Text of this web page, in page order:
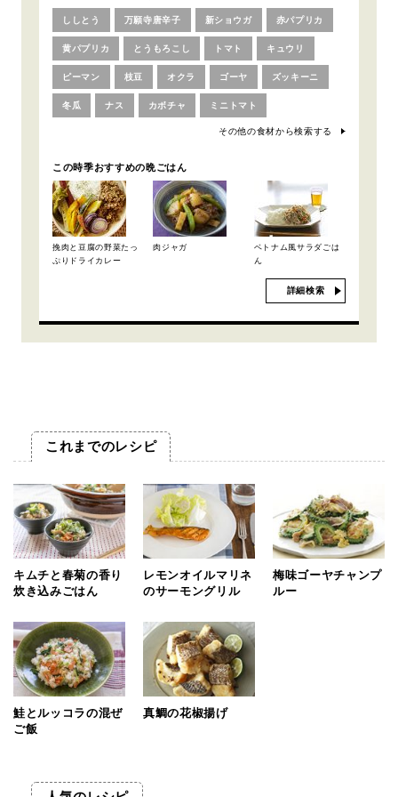
ししとう 万願寺唐辛子 新ショウガ 赤パプリカ
黄パプリカ とうもろこし トマト キュウリ
ピーマン 枝豆 オクラ ゴーヤ ズッキーニ
冬瓜 ナス カボチャ ミニトマト
その他の食材から検索する
この時季おすすめの晩ごはん
挽肉と豆腐の野菜たっ
ぷりドライカレー
肉ジャガ
ベトナム風サラダごは
ん
詳細検索
これまでのレシピ
キムチと春菊の香り
炊き込みごはん
レモンオイルマリネ
のサーモングリル
梅味ゴーヤチャンプ
ルー
鮭とルッコラの混ぜ
ご飯
真鯛の花椒揚げ